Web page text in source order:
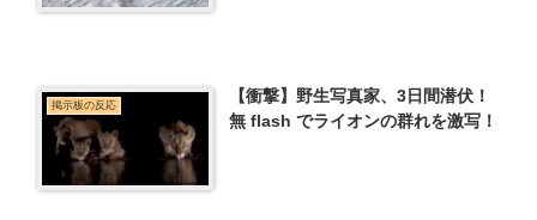
掲示板の反応
【衝撃】野生写真家、3日間潜伏！
無 flash でライオンの群れを激写！